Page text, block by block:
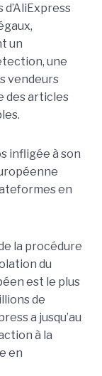
un
une
vendeurs
des articles
infligée à son
en
la procédure
du
est le plus
de
a jusqu’au
à la
en